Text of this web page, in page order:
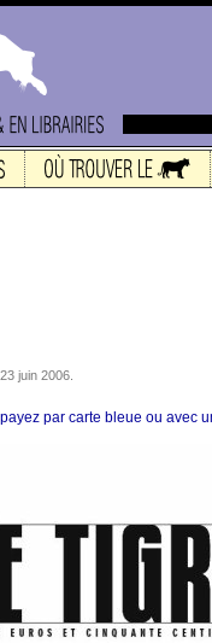
juin 2006.
par carte bleue ou avec